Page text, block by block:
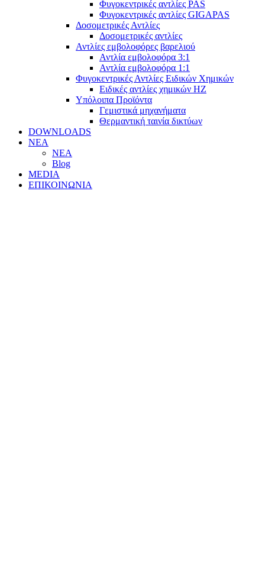
Φυγοκεντρικές αντλίες PAS
Φυγοκεντρικές αντλίες GIGAPAS
Δοσομετρικές Αντλίες
Δοσομετρικές αντλίες
Αντλίες εμβολοφόρες βαρελιού
Αντλία εμβολοφόρα 3:1
Αντλία εμβολοφόρα 1:1
Φυγοκεντρικές Αντλίες Ειδικών Χημικών
Ειδικές αντλίες χημικών ΗΖ
Υπόλοιπα Προϊόντα
Γεμιστικά μηχανήματα
Θερμαντική ταινία δικτύων
DOWNLOADS
ΝΕΑ
ΝΕΑ
Blog
MEDIA
ΕΠΙΚΟΙΝΩΝΙΑ